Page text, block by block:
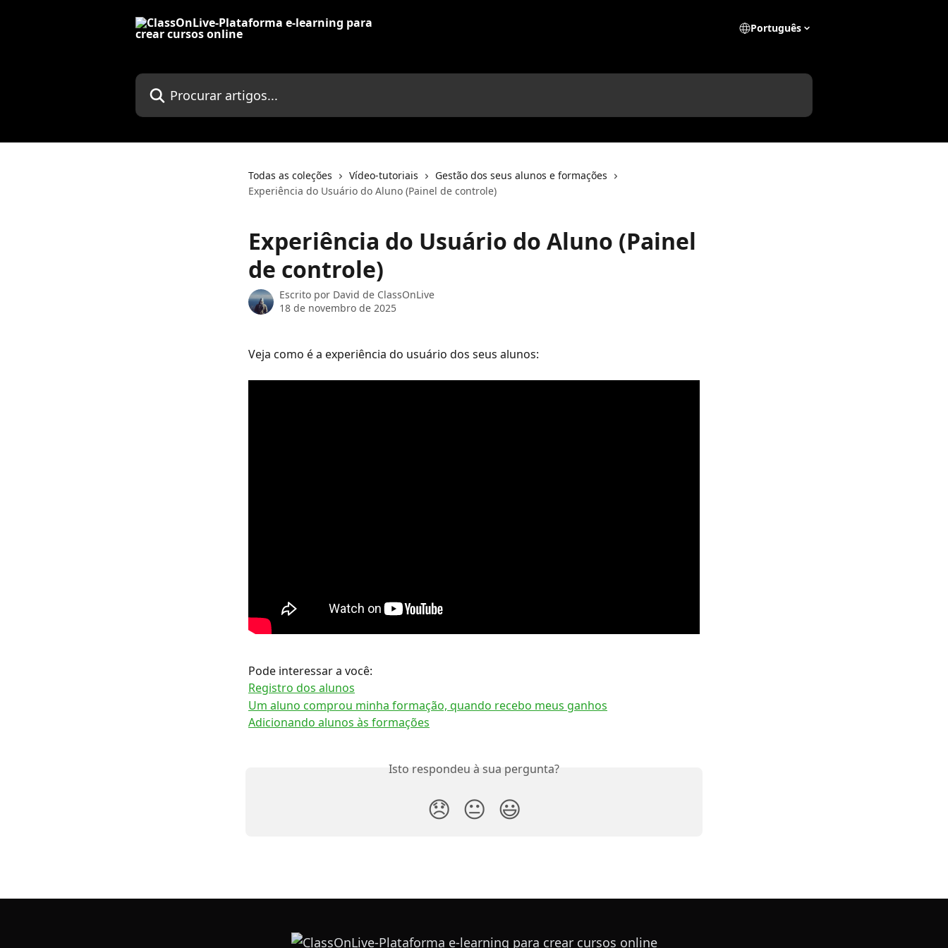
Português
Procurar artigos...
Todas as coleções Vídeo-tutoriais
Gestão dos seus alunos e formações
Experiência do Usuário do Aluno (Painel de controle)
Experiência do Usuário do Aluno (Painel
de controle)
Escrito por David de ClassOnLive
18 de novembro de 2025
Veja como é a experiência do usuário dos seus alunos:
Pode interessar a você:
Registro dos alunos
Um aluno comprou minha formação, quando recebo meus ganhos
Adicionando alunos às formações
Isto respondeu à sua pergunta?
😞 😐 😃